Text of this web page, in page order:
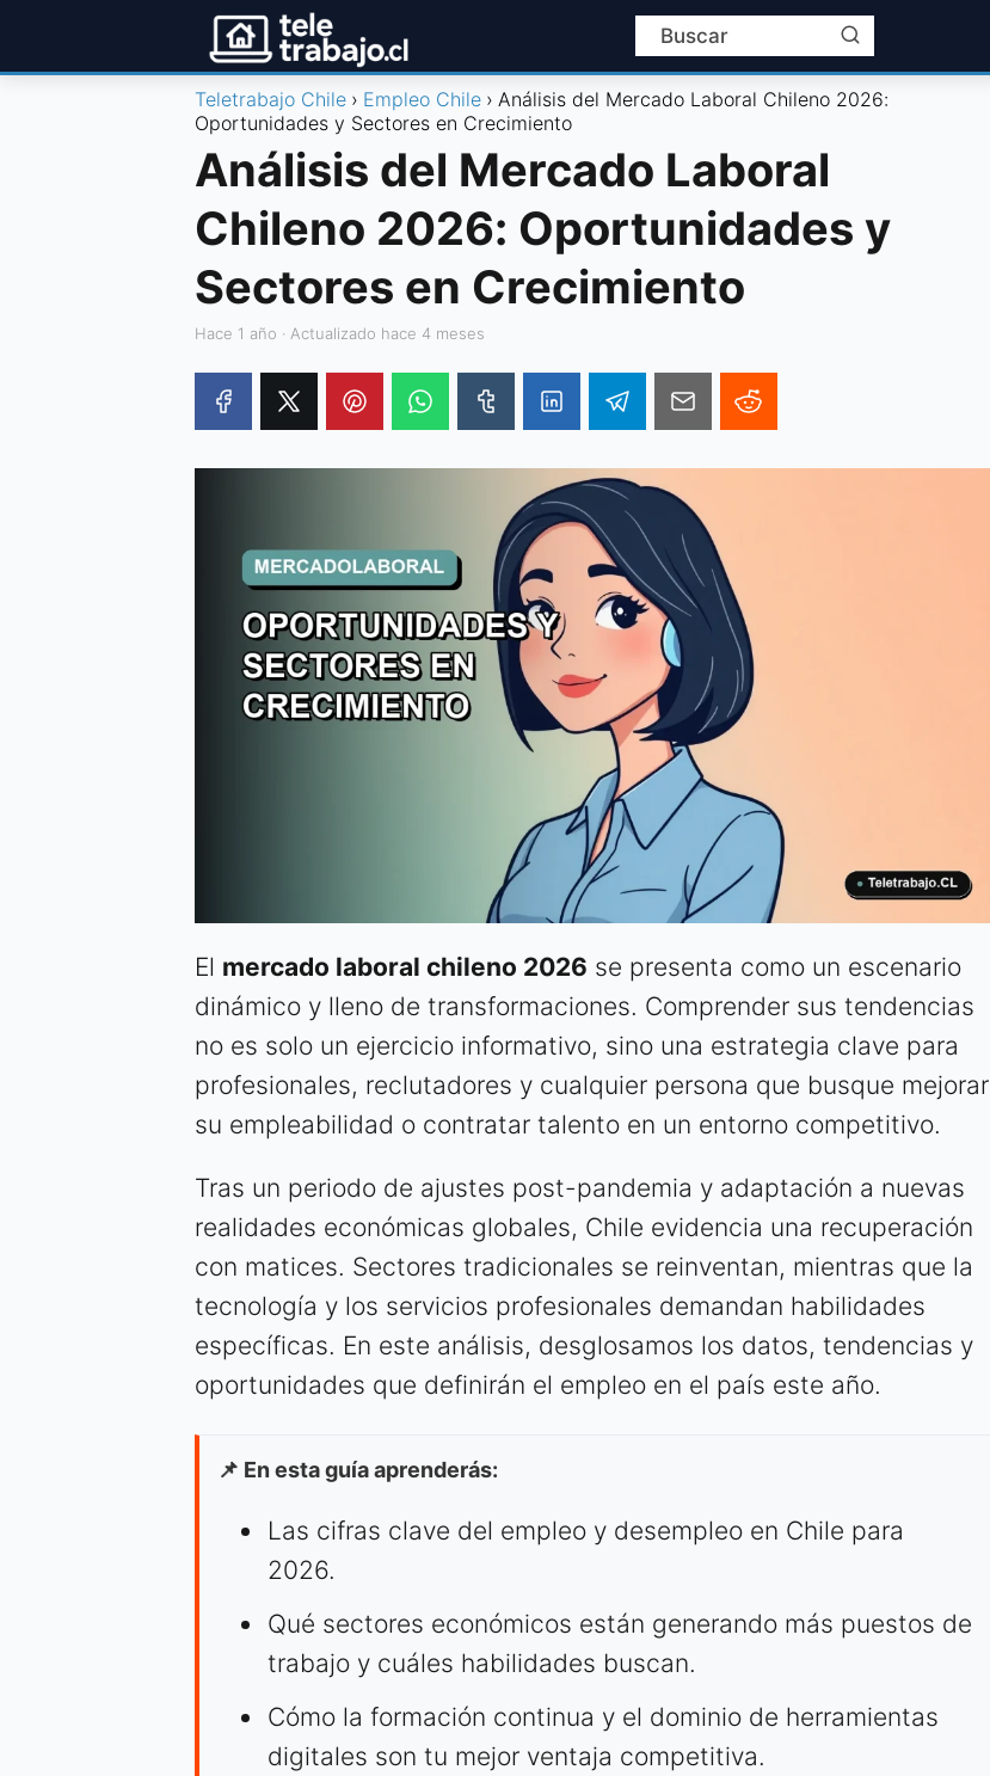
Teletrabajo Chile Empleo Chile
Análisis del Mercado Laboral Chileno 2026:
Oportunidades y Sectores en Crecimiento
Análisis del Mercado Laboral
Chileno 2026: Oportunidades y
Sectores en Crecimiento
hace 1 año · Actualizado hace 4 meses
El mercado laboral chileno 2026 se presenta como un escenario
dinámico y lleno de transformaciones. Comprender sus tendencias
no es solo un ejercicio informativo, sino una estrategia clave para
profesionales, reclutadores y cualquier persona que busque mejorar
su empleabilidad o contratar talento en un entorno competitivo.
Tras un periodo de ajustes post-pandemia y adaptación a nuevas
realidades económicas globales, Chile evidencia una recuperación
con matices. Sectores tradicionales se reinventan, mientras que la
tecnología y los servicios profesionales demandan habilidades
específicas. En este análisis, desglosamos los datos, tendencias y
oportunidades que definirán el empleo en el país este año.
📌 En esta guía aprenderás:
Las cifras clave del empleo y desempleo en Chile para
2026.
Qué sectores económicos están generando más puestos de
trabajo y cuáles habilidades buscan.
Cómo la formación continua y el dominio de herramientas
digitales son tu mejor ventaja competitiva.